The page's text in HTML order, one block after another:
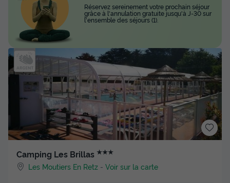
Camping Les Brillas ★★★
Les Moutiers En Retz -Voir sur la carte
Réservez sereinement votre prochain séjour
grâce à l'annulation gratuite jusqu'à J-30 sur
l'ensemble des séjours (1).